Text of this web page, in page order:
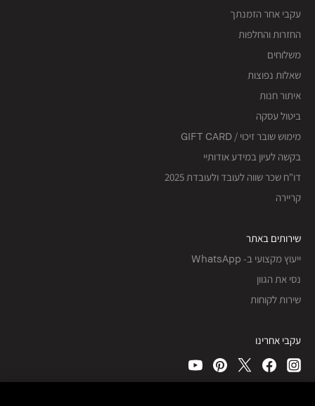
עקבי אחר הזמנתך
החזרות והחלפות
משלוחים
שאלות נפוצות
איתור חנות
ביטול עסקה
מימוש שובר זיכוי / GIFT CARD
בקשה לעיון במידע אודותיי
דו"ח שכר שווה לעובד ולעובדת 2025
קריירה
שירותים באתר
ייעוץ מקצועי ב- WhatsApp
נסי את הגוון
שירות לקוחות
עקבי אחרינו